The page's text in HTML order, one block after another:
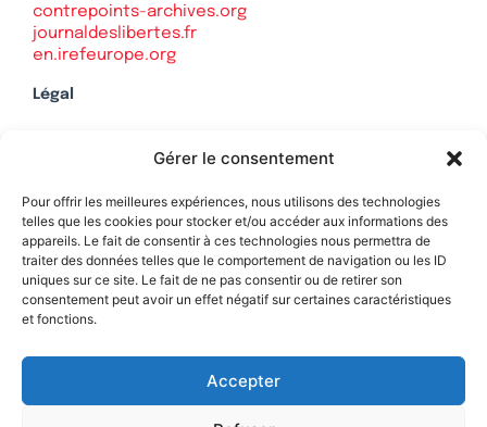
Gérer le consentement
Pour offrir les meilleures expériences, nous utilisons des technologies
telles que les cookies pour stocker et/ou accéder aux informations des
appareils. Le fait de consentir à ces technologies nous permettra de
traiter des données telles que le comportement de navigation ou les ID
uniques sur ce site. Le fait de ne pas consentir ou de retirer son
consentement peut avoir un effet négatif sur certaines caractéristiques
et fonctions.
Accepter
contrepoints-archives.org
journaldeslibertes.fr
en.irefeurope.org
Légal
Politique de confidentialité
Contact
Soutenez Contrepoints